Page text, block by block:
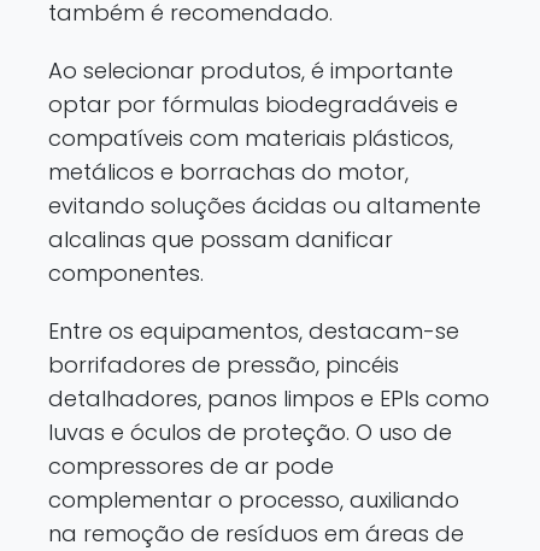
também é recomendado.
Ao selecionar produtos, é importante
optar por fórmulas biodegradáveis e
compatíveis com materiais plásticos,
metálicos e borrachas do motor,
evitando soluções ácidas ou altamente
alcalinas que possam danificar
componentes.
Entre os equipamentos, destacam-se
borrifadores de pressão, pincéis
detalhadores, panos limpos e EPIs como
luvas e óculos de proteção. O uso de
compressores de ar pode
complementar o processo, auxiliando
na remoção de resíduos em áreas de